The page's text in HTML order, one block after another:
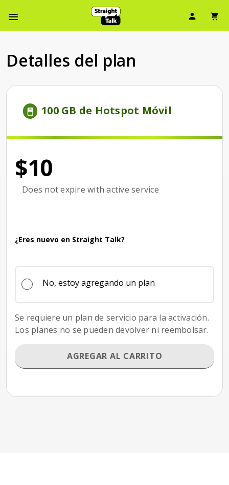
Menú de barra de navegación
Ícono
Detalles del plan
100 GB de Hotspot Móvil
Price is 10 dollars and 00 cents per month
$10
Does not expire with active service
Does not expire with active service
¿Eres nuevo en Straight Talk?
No, estoy agregando un plan
Se requiere un plan de servicio para la activación.
Los planes no se pueden devolver ni reembolsar.
AGREGAR AL CARRITO